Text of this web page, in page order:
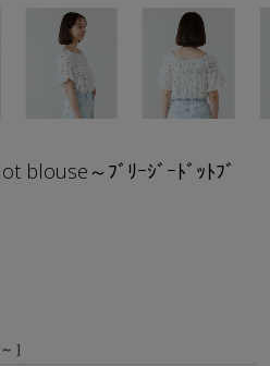
blouse～ﾌﾞﾘｰｼﾞｰﾄﾞｯﾄﾌﾞ
～ ]